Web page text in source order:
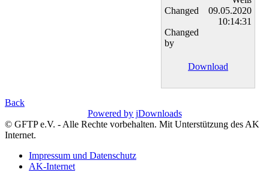
Changed
09.05.2020
10:14:31
Changed
by
Download
Back
Powered by jDownloads
© GFTP e.V. - Alle Rechte vorbehalten. Mit Unterstützung des AK
Internet.
Impressum und Datenschutz
AK-Internet